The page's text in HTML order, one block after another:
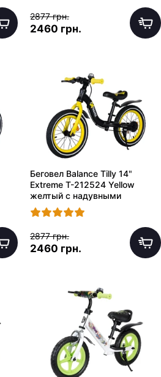
2877 грн.
2460 грн.
Беговел Balance Tilly 14"
Extreme T-212524 Yellow
желтый с надувными
колесами
2877 грн.
2460 грн.